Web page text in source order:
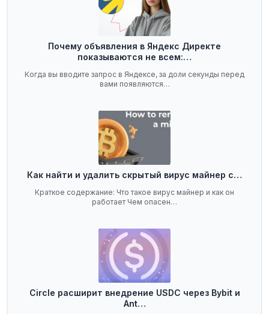
Почему объявления в Яндекс Директе
показываются не всем:…
Когда вы вводите запрос в Яндексе, за доли секунды перед
вами появляются…
Как найти и удалить скрытый вирус майнер с…
Краткое содержание: Что такое вирус майнер и как он
работает Чем опасен…
Circle расширит внедрение USDC через Bybit и
Ant…